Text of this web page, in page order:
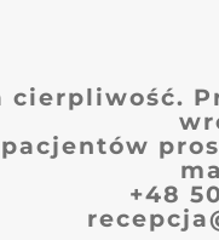
cierpliwość.
+48